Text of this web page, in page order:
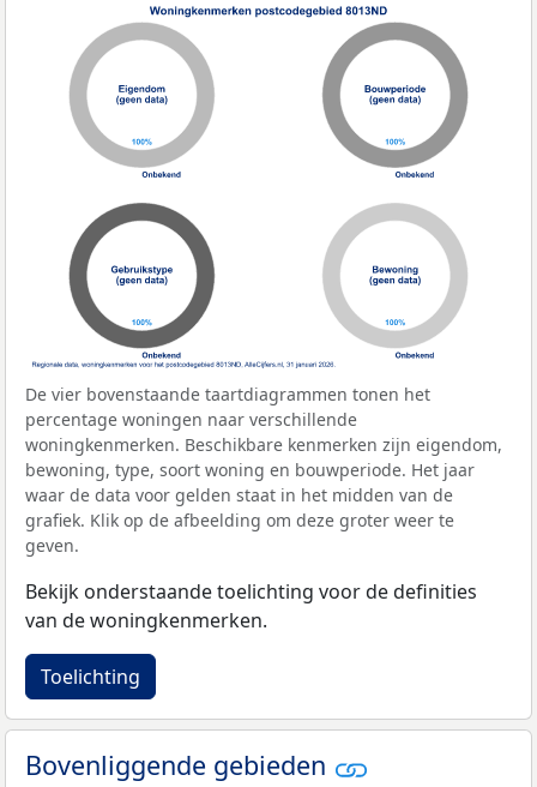
De vier bovenstaande taartdiagrammen tonen het
percentage woningen naar verschillende
woningkenmerken. Beschikbare kenmerken zijn eigendom,
bewoning, type, soort woning en bouwperiode. Het jaar
waar de data voor gelden staat in het midden van de
grafiek. Klik op de afbeelding om deze groter weer te
geven.
Bekijk onderstaande toelichting voor de definities
van de woningkenmerken.
Toelichting
Bovenliggende gebieden